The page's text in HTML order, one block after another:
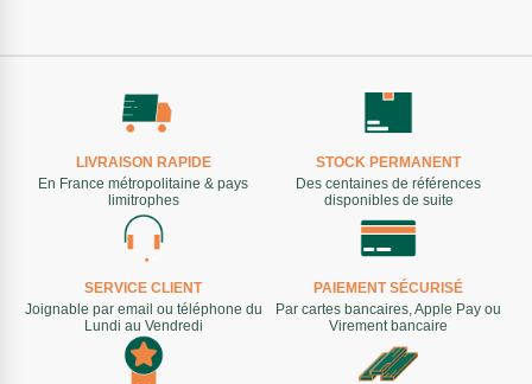
LIVRAISON RAPIDE
En France métropolitaine & pays
limitrophes
STOCK PERMANENT
Des centaines de références
disponibles de suite
SERVICE CLIENT
Joignable par email ou téléphone du
Lundi au Vendredi
PAIEMENT SÉCURISÉ
Par cartes bancaires, Apple Pay ou
Virement bancaire